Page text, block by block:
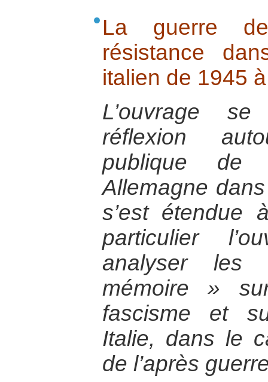
La guerre
résistance
italien de 1945
L’ouvrage
réflexion
publique de
Allemagne
s’est étendue
particulier
analyser
mémoire »
fascisme et
Italie, dans le
de l’après